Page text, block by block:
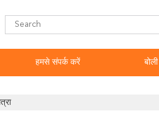
हमसे संपर्क करें